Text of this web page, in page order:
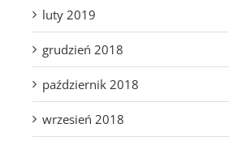
luty 2019
grudzień 2018
październik 2018
wrzesień 2018